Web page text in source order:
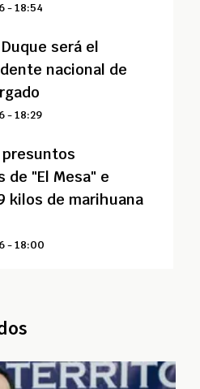
- 18:54
será el
nacional de
- 18:29
presuntos
de "El Mesa" e
kilos de marihuana
- 18:00